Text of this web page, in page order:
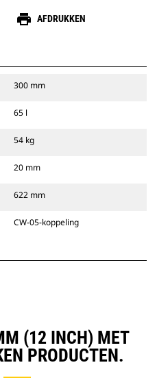
print AFDRUKKEN
300 mm
65 l
54 kg
20 mm
622 mm
CW-05-koppeling
(12 INCH) MET
PRODUCTEN.